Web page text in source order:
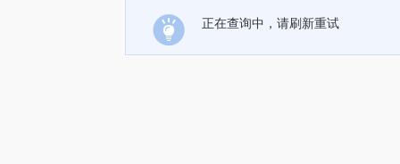
正在查询中，请刷新重试